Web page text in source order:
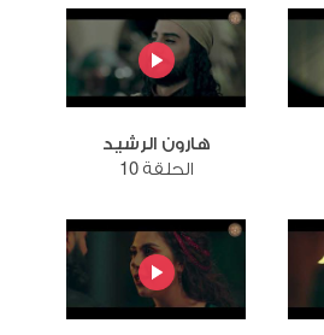
هارون الرشيد
الحلقة 10